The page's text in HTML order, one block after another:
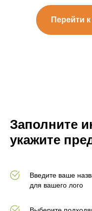
Перейти
Заполните
укажите
Введите ваше
для вашего лого